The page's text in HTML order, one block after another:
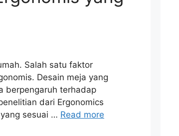
Salah satu faktor
Desain meja yang
berpengaruh terhadap
dari Ergonomics
sesuai … Read more